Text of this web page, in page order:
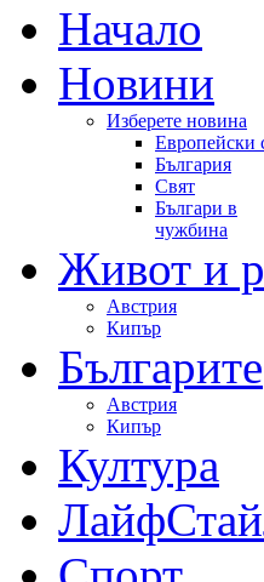
Начало
Новини
Изберете новина
Европейски
България
Свят
Българи в
чужбина
Живот и
Австрия
Кипър
Българите
Австрия
Кипър
Култура